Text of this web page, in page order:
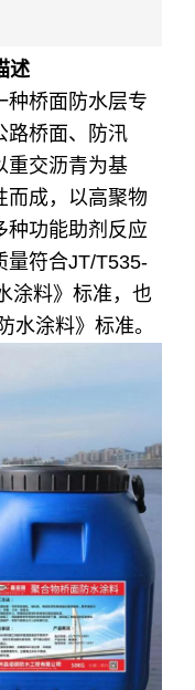
述
种桥面防水层专
路桥面、防汛
重交沥青为基
而成，以高聚物
种功能助剂反应
量符合JT/T535-
涂料》标准，也
水涂料》标准。